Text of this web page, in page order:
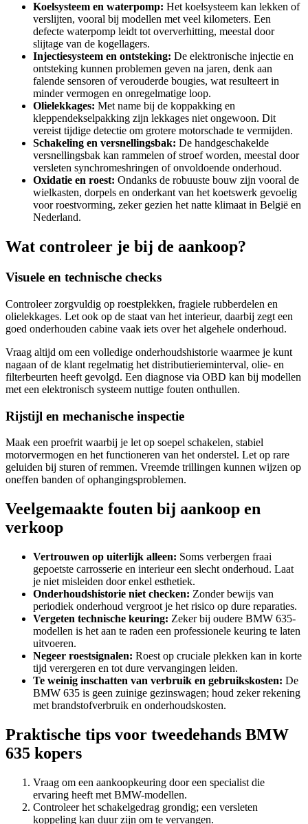
Koelsysteem en waterpomp: Het koelsysteem kan lekken of
verslijten, vooral bij modellen met veel kilometers. Een
defecte waterpomp leidt tot oververhitting, meestal door
slijtage van de kogellagers.
Injectiesysteem en ontsteking: De elektronische injectie en
ontsteking kunnen problemen geven na jaren, denk aan
falende sensoren of verouderde bougies, wat resulteert in
minder vermogen en onregelmatige loop.
Olielekkages: Met name bij de koppakking en
kleppendekselpakking zijn lekkages niet ongewoon. Dit
vereist tijdige detectie om grotere motorschade te vermijden.
Schakeling en versnellingsbak: De handgeschakelde
versnellingsbak kan rammelen of stroef worden, meestal door
versleten synchromeshringen of onvoldoende onderhoud.
Oxidatie en roest: Ondanks de robuuste bouw zijn vooral de
wielkasten, dorpels en onderkant van het koetswerk gevoelig
voor roestvorming, zeker gezien het natte klimaat in België en
Nederland.
Wat controleer je bij de aankoop?
Visuele en technische checks
Controleer zorgvuldig op roestplekken, fragiele rubberdelen en
olielekkages. Let ook op de staat van het interieur, daarbij zegt een
goed onderhouden cabine vaak iets over het algehele onderhoud.
Vraag altijd om een volledige onderhoudshistorie waarmee je kunt
nagaan of de klant regelmatig het distributierieminterval, olie- en
filterbeurten heeft gevolgd. Een diagnose via OBD kan bij modellen
met een elektronisch systeem nuttige fouten onthullen.
Rijstijl en mechanische inspectie
Maak een proefrit waarbij je let op soepel schakelen, stabiel
motorvermogen en het functioneren van het onderstel. Let op rare
geluiden bij sturen of remmen. Vreemde trillingen kunnen wijzen op
oneffen banden of ophangingsproblemen.
Veelgemaakte fouten bij aankoop en
verkoop
Vertrouwen op uiterlijk alleen: Soms verbergen fraai
gepoetste carrosserie en interieur een slecht onderhoud. Laat
je niet misleiden door enkel esthetiek.
Onderhoudshistorie niet checken: Zonder bewijs van
periodiek onderhoud vergroot je het risico op dure reparaties.
Vergeten technische keuring: Zeker bij oudere BMW 635-
modellen is het aan te raden een professionele keuring te laten
uitvoeren.
Negeer roestsignalen: Roest op cruciale plekken kan in korte
tijd verergeren en tot dure vervangingen leiden.
Te weinig inschatten van verbruik en gebruikskosten: De
BMW 635 is geen zuinige gezinswagen; houd zeker rekening
met brandstofverbruik en onderhoudskosten.
Praktische tips voor tweedehands BMW
635 kopers
Vraag om een aankoopkeuring door een specialist die
ervaring heeft met BMW-modellen.
Controleer het schakelgedrag grondig; een versleten
koppeling kan duur zijn om te vervangen.